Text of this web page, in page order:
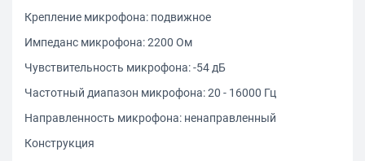
Крепление микрофона: подвижное
Импеданс микрофона: 2200 Ом
Чувствительность микрофона: -54 дБ
Частотный диапазон микрофона: 20 - 16000 Гц
Направленность микрофона: ненаправленный
Конструкция